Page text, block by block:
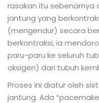
rasakan itu
jantung yang
(mengendur) secara
berkontraksi, ia
paru-paru ke seluruh
oksigen) dari tubuh
Proses ini diatur oleh
jantung. Ada